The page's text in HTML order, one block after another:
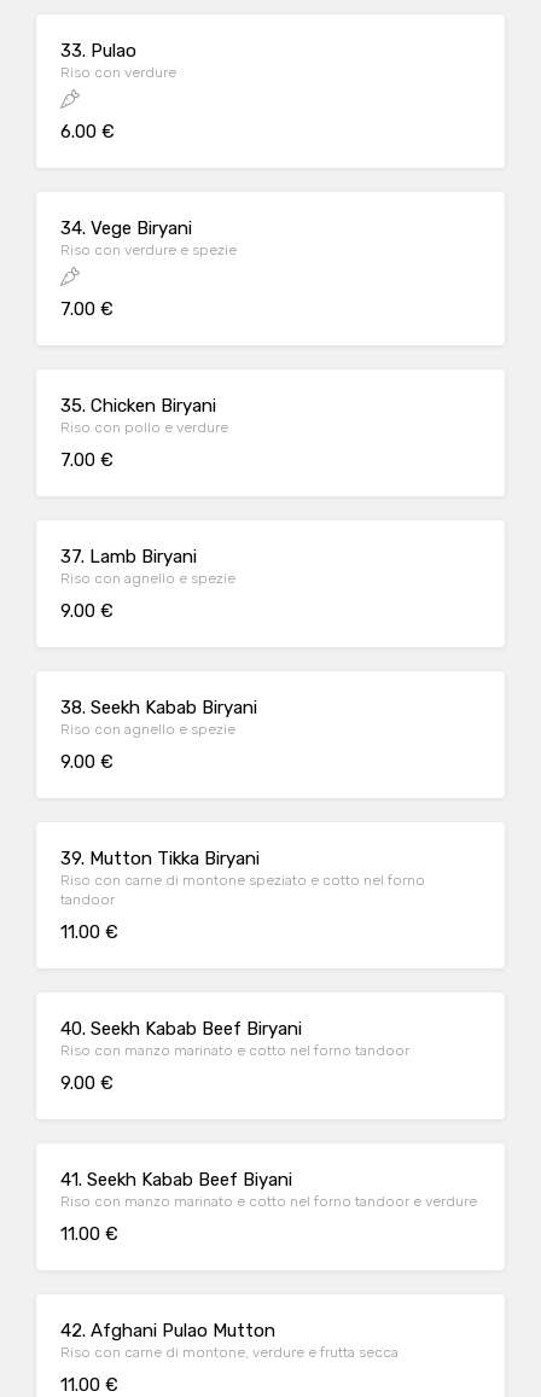
33. Pulao
Riso con verdure
6.00 €
34. Vege Biryani
Riso con verdure e spezie
7.00 €
35. Chicken Biryani
Riso con pollo e verdure
7.00 €
37. Lamb Biryani
Riso con agnello e spezie
9.00 €
38. Seekh Kabab Biryani
Riso con agnello e spezie
9.00 €
39. Mutton Tikka Biryani
Riso con carne di montone speziato e cotto nel forno
tandoor
11.00 €
40. Seekh Kabab Beef Biryani
Riso con manzo marinato e cotto nel forno tandoor
9.00 €
41. Seekh Kabab Beef Biyani
Riso con manzo marinato e cotto nel forno tandoor e verdure
11.00 €
42. Afghani Pulao Mutton
Riso con carne di montone, verdure e frutta secca
11.00 €